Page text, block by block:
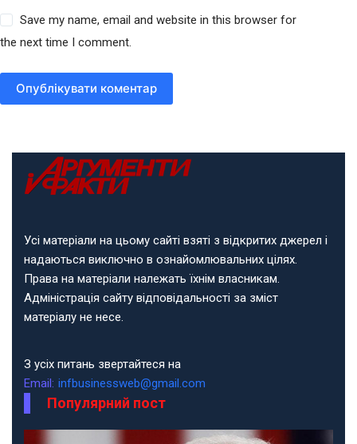
Save my name, email and website in this browser for
the next time I comment.
Опублікувати коментар
Усі матеріали на цьому сайті взяті з відкритих джерел і
надаються виключно в ознайомлювальних цілях.
Права на матеріали належать їхнім власникам.
Адміністрація сайту відповідальності за зміст
матеріалу не несе.
З усіх питань звертайтеся на
Email: infbusinessweb@gmail.com
Популярний пост